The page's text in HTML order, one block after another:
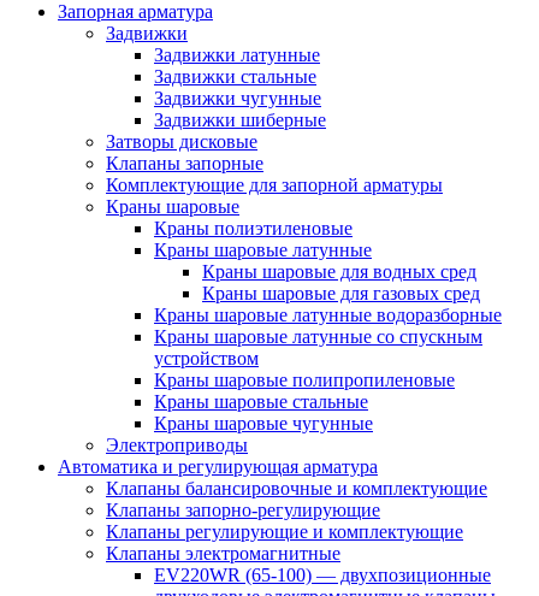
Запорная арматура
Задвижки
Задвижки латунные
Задвижки стальные
Задвижки чугунные
Задвижки шиберные
Затворы дисковые
Клапаны запорные
Комплектующие для запорной арматуры
Краны шаровые
Краны полиэтиленовые
Краны шаровые латунные
Краны шаровые для водных сред
Краны шаровые для газовых сред
Краны шаровые латунные водоразборные
Краны шаровые латунные со спускным
устройством
Краны шаровые полипропиленовые
Краны шаровые стальные
Краны шаровые чугунные
Электроприводы
Автоматика и регулирующая арматура
Клапаны балансировочные и комплектующие
Клапаны запорно-регулирующие
Клапаны регулирующие и комплектующие
Клапаны электромагнитные
EV220WR (65-100) — двухпозиционные